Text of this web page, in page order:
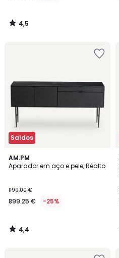
4,5
/
Saldos
AM.PM
Aparador em aço e pele, Réalto
1199.00 €
899.25 € -25%
4,4
/ 5
4,4
/